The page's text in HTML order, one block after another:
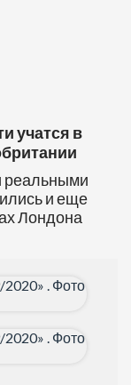
учатся в
реальными
и еще
Лондона